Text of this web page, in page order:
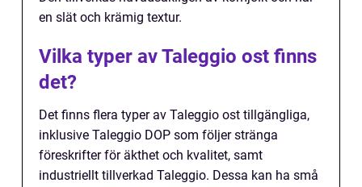
en slät och krämig textur.
Vilka typer av Taleggio ost finns
det?
Det finns flera typer av Taleggio ost tillgängliga,
inklusive Taleggio DOP som följer stränga
föreskrifter för äkthet och kvalitet, samt
industriellt tillverkad Taleggio. Dessa kan ha små